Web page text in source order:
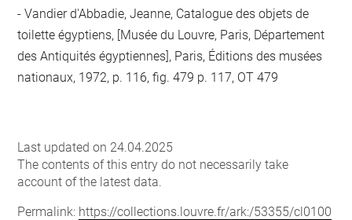
Vandier d'Abbadie, Jeanne, Catalogue des objets de
toilette égyptiens, [Musée du Louvre, Paris, Département
des Antiquités égyptiennes], Paris, Éditions des musées
nationaux, 1972, p. 116, fig. 479 p. 117, OT 479
Last updated on 24.04.2025
The contents of this entry do not necessarily take
account of the latest data.
Permalink: https://collections.louvre.fr/ark:/53355/cl0100